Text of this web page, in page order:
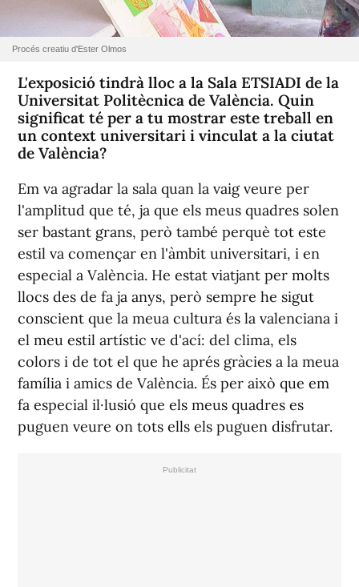
Procés creatiu d'Ester Olmos
L'exposició tindrà lloc a la Sala ETSIADI de la
Universitat Politècnica de València. Quin
significat té per a tu mostrar este treball en
un context universitari i vinculat a la ciutat
de València?
Em va agradar la sala quan la vaig veure per
l'amplitud que té, ja que els meus quadres solen
ser bastant grans, però també perquè tot este
estil va començar en l'àmbit universitari, i en
especial a València. He estat viatjant per molts
llocs des de fa ja anys, però sempre he sigut
conscient que la meua cultura és la valenciana i
el meu estil artístic ve d'ací: del clima, els
colors i de tot el que he aprés gràcies a la meua
família i amics de València. És per això que em
fa especial il·lusió que els meus quadres es
puguen veure on tots ells els puguen disfrutar.